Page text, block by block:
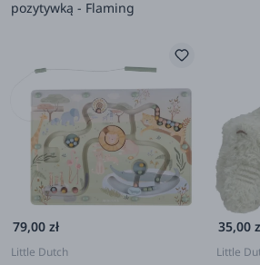
pozytywką - Flaming
79,00 zł
Little Dutch
35,00
Little